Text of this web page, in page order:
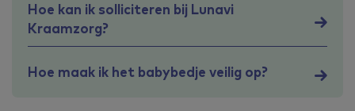
Hoe kan ik solliciteren bij Lunavi
Kraamzorg?
Hoe maak ik het babybedje veilig op?